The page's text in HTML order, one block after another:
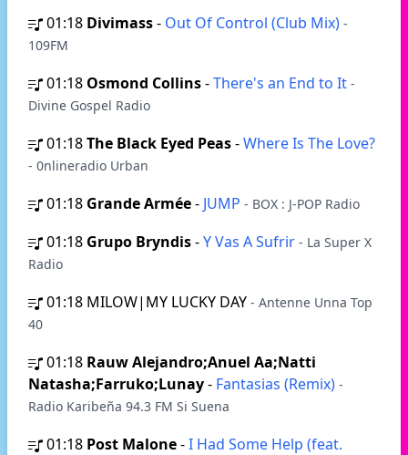
01:18 Divimass- Out Of Control (Club Mix) -
109FM
01:18 Osmond Collins-There's an End to It -
Divine Gospel Radio
01:18The Black Eyed Peas-Where Is The Love?
- 0nlineradio Urban
01:18 Grande Armée- JUMP - BOX : J-POP Radio
01:18 Grupo Bryndis-Y Vas A Sufrir - La Super X
Radio
01:18 MILOW|MY LUCKY DAY - Antenne Unna Top
40
01:18 Rauw Alejandro;Anuel Aa;Natti
Natasha;Farruko;Lunay- Fantasias (Remix) -
Radio Karibeña 94.3 FM Si Suena
01:18 Post Malone-I Had Some Help (feat.